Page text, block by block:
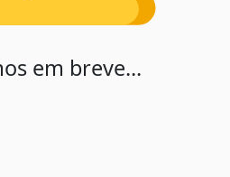
em breve...